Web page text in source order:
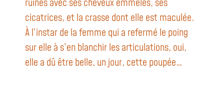
ruines avec ses cheveux emmêlés, ses
cicatrices, et la crasse dont elle est maculée.
À l’instar de la femme qui a refermé le poing
sur elle à s’en blanchir les articulations, oui,
elle a dû être belle, un jour, cette poupée…